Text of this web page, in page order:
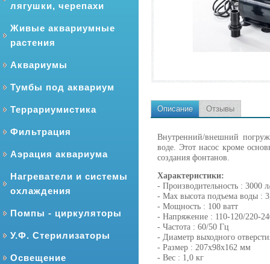
лягушки, черепахи
Живые аквариумные
растения
Аквариумы
Тумбы под аквариум
Террариумистика
Фильтрация
Аэрация аквариума
Нагреватели и системы
охлаждения
Помпы - циркуляторы
У.Ф. Стерилизаторы
Освещение
Описание Отзывы
Внутренний/внешний
воде. Этот насос кроме
создания фонтанов.
Характеристики:
- Производительность : 3000
- Max высота подъема воды :
- Мощность : 100 ватт
- Напряжение : 110-120/220-
- Частота : 60/50 Гц
- Диаметр выходного
- Размер : 207х98х162 мм
- Вес : 1,0 кг